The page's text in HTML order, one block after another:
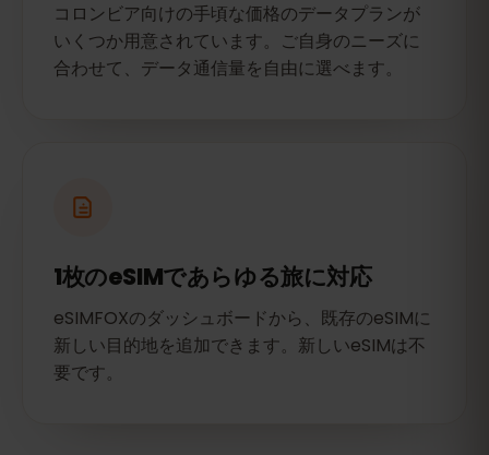
コロンビア向けの手頃な価格のデータプランが
いくつか用意されています。ご自身のニーズに
合わせて、データ通信量を自由に選べます。
1枚のeSIMであらゆる旅に対応
eSIMFOXのダッシュボードから、既存のeSIMに
新しい目的地を追加できます。新しいeSIMは不
要です。